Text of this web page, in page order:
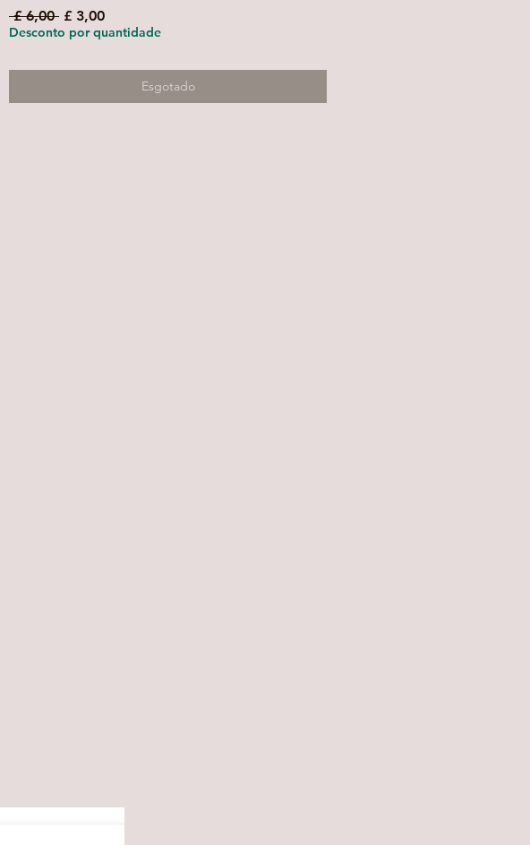
£ 6,00 Preço
normal
£ 3,00Preço
promocional
Desconto por quantidade
Esgotado